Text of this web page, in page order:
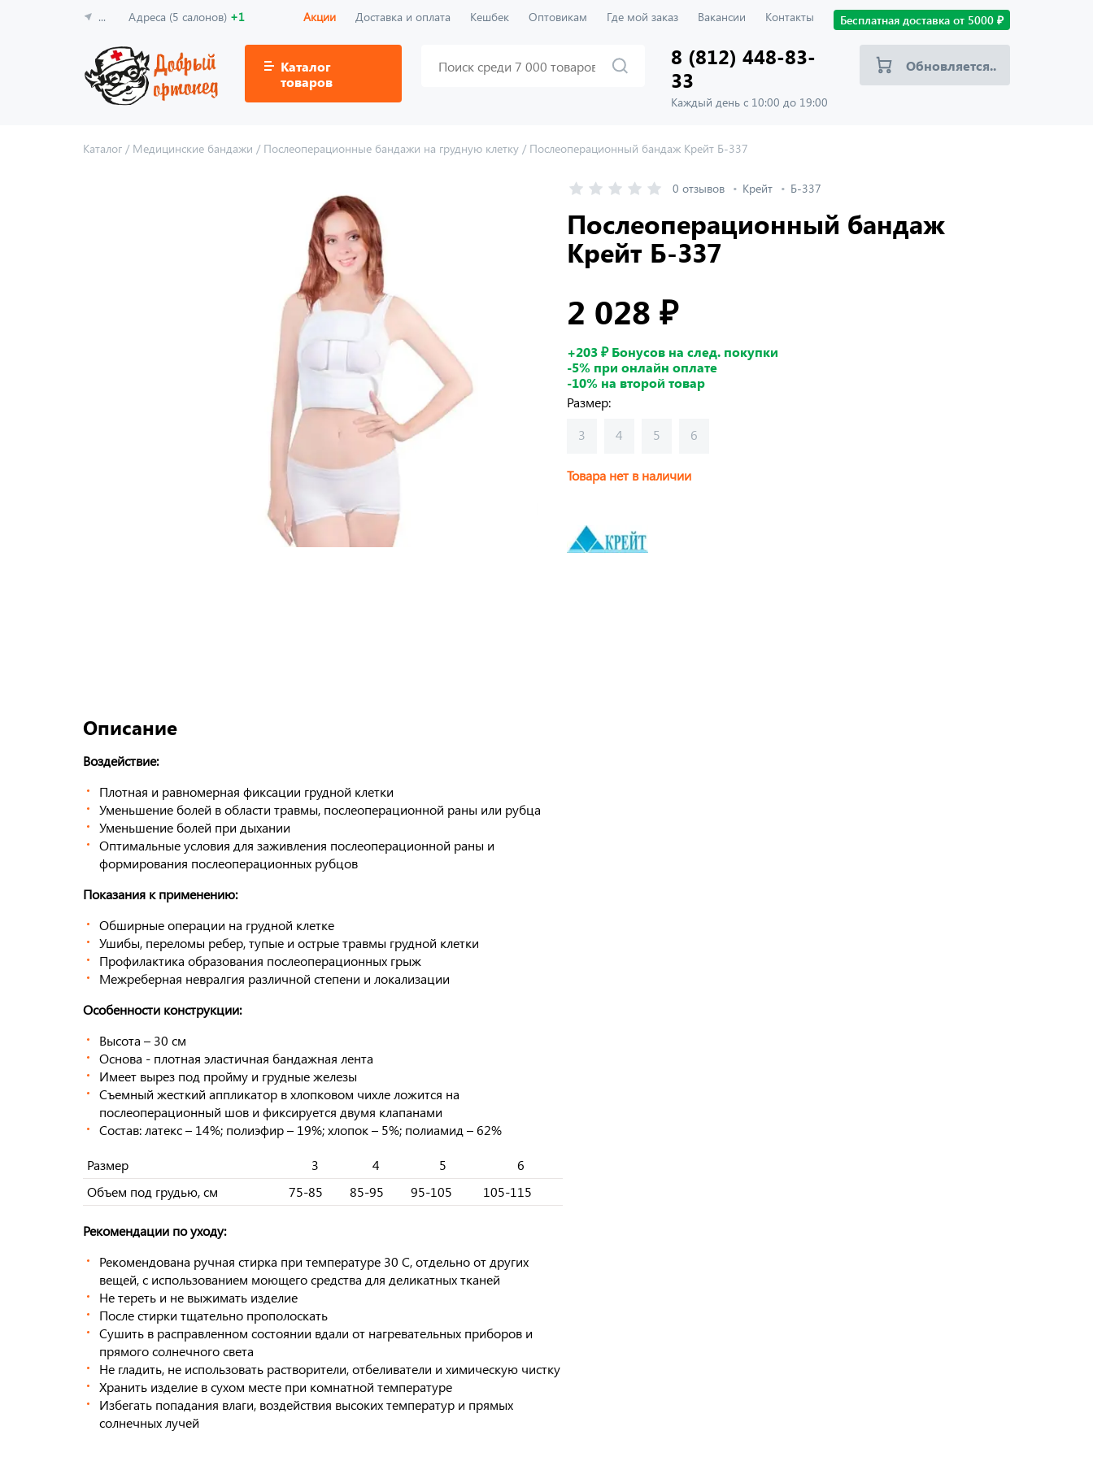
... Адреса (5 салонов) +1 Акции Доставка и оплата Кешбек Оптовикам Где мой заказ Вакансии Контакты Бесплатная доставка от 5000 ₽
Каталог
товаров
8 (812) 448-83-
33
Каждый день с 10:00 до 19:00
Обновляется..
Каталог / Медицинские бандажи / Послеоперационные бандажи на грудную клетку / Послеоперационный бандаж Крейт Б-337
0 отзывов Крейт Б-337
Послеоперационный бандаж
Крейт Б-337
2 028 ₽
+203 ₽ Бонусов на след. покупки
-5% при онлайн оплате
-10% на второй товар
Размер:
3
4 5 6
Товара нет в наличии
Описание
Воздействие:
Плотная и равномерная фиксации грудной клетки
Уменьшение болей в области травмы, послеоперационной раны или рубца
Уменьшение болей при дыхании
Оптимальные условия для заживления послеоперационной раны и
формирования послеоперационных рубцов
Показания к применению:
Обширные операции на грудной клетке
Ушибы, переломы ребер, тупые и острые травмы грудной клетки
Профилактика образования послеоперационных грыж
Межреберная невралгия различной степени и локализации
Особенности конструкции:
Высота – 30 см
Основа - плотная эластичная бандажная лента
Имеет вырез под пройму и грудные железы
Съемный жесткий аппликатор в хлопковом чихле ложится на
послеоперационный шов и фиксируется двумя клапанами
Состав: латекс – 14%; полиэфир – 19%; хлопок – 5%; полиамид – 62%
Размер 3 4 5
6
Объем под грудью, см
75-85 85-95 95-105 105-115
Рекомендации по уходу:
Рекомендована ручная стирка при температуре 30 С, отдельно от других
вещей, с использованием моющего средства для деликатных тканей
Не тереть и не выжимать изделие
После стирки тщательно прополоскать
Сушить в расправленном состоянии вдали от нагревательных приборов и
прямого солнечного света
Не гладить, не использовать растворители, отбеливатели и химическую чистку
Хранить изделие в сухом месте при комнатной температуре
Избегать попадания влаги, воздействия высоких температур и прямых
солнечных лучей